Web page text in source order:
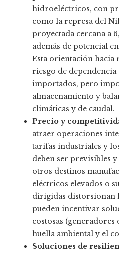
hidroeléctricos, con
como la represa del
proyectada cercana a
además de potencial
Esta orientación hacia
riesgo de dependencia
importados, pero
almacenamiento y
climáticas y de caudal.
Precio y
atraer operaciones
tarifas industriales y
deben ser previsibles
otros destinos
eléctricos elevados o
dirigidas distorsionan
pueden incentivar
costosas (generadores
huella ambiental y el
Soluciones de